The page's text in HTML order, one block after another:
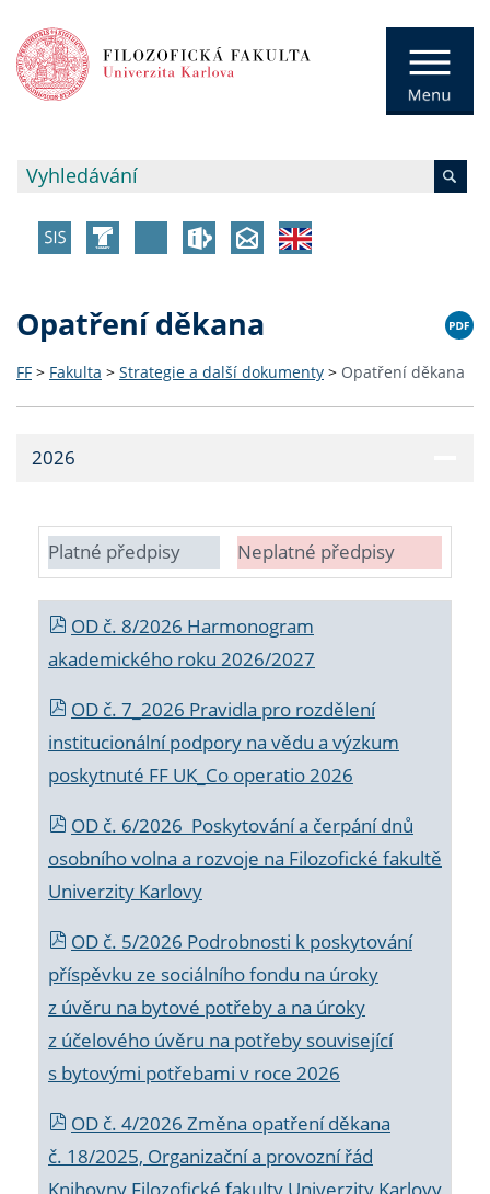
Opatření děkana
FF > Fakulta > Strategie a další dokumenty > Opatření děkana
2026
Platné předpisy Neplatné předpisy
OD č. 8/2026 Harmonogram
akademického roku 2026/2027
OD č. 7_2026 Pravidla pro rozdělení
institucionální podpory na vědu a výzkum
poskytnuté FF UK_Co operatio 2026
OD č. 6/2026 Poskytování a čerpání dnů
osobního volna a rozvoje na Filozofické fakultě
Univerzity Karlovy
OD č. 5/2026 Podrobnosti k poskytování
příspěvku ze sociálního fondu na úroky
z úvěru na bytové potřeby a na úroky
z účelového úvěru na potřeby související
s bytovými potřebami v roce 2026
OD č. 4/2026 Změna opatření děkana
č. 18/2025, Organizační a provozní řád